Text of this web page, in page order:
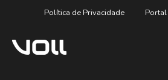
Política de Privacidade